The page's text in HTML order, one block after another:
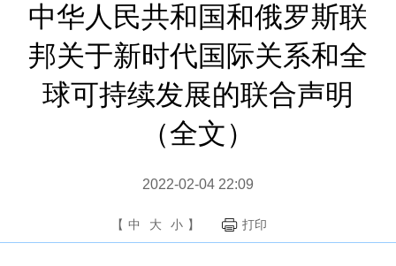
中华人民共和国和俄罗斯联
邦关于新时代国际关系和全
球可持续发展的联合声明
（全文）
2022-02-04 22:09
【 中 大 小 】 打印